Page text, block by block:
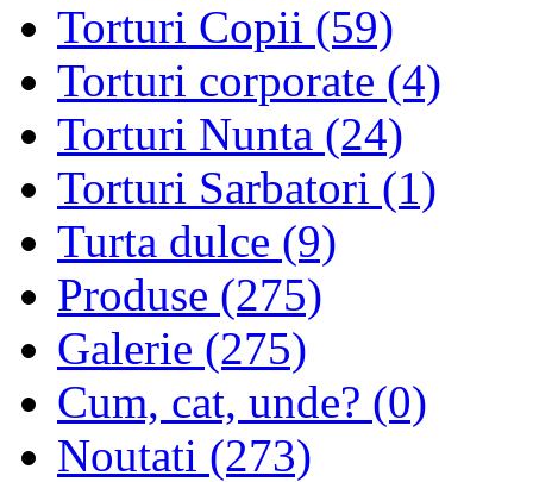
Torturi Copii (59)
Torturi corporate (4)
Torturi Nunta (24)
Torturi Sarbatori (1)
Turta dulce (9)
Produse (275)
Galerie (275)
Cum, cat, unde? (0)
Noutati (273)